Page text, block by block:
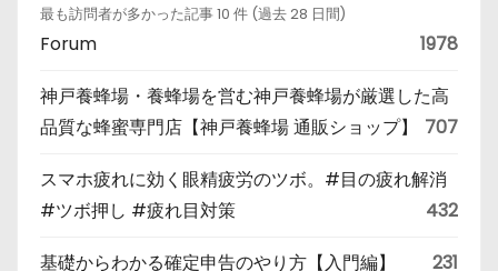
最も訪問者が多かった記事 10 件 (過去 28 日間)
Forum 1978
神戸養蜂場・養蜂場を営む神戸養蜂場が厳選した高
品質な蜂蜜専門店【神戸養蜂場 通販ショップ】
707
スマホ疲れに効く眼精疲労のツボ。#目の疲れ解消
#ツボ押し #疲れ目対策
432
基礎からわかる確定申告のやり方【入門編】 231